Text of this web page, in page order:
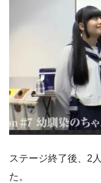
ステージ終了後、2
た。